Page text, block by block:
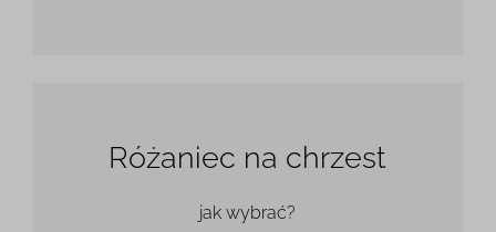
Różaniec na chrzest
jak wybrać?